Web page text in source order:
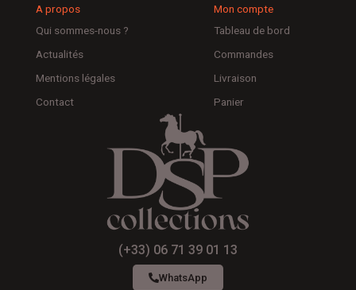
A propos
Qui sommes-nous ?
Actualités
Mentions légales
Contact
Mon compte
Tableau de bord
Commandes
Livraison
Panier
(+33) 06 71 39 01 13
WhatsApp